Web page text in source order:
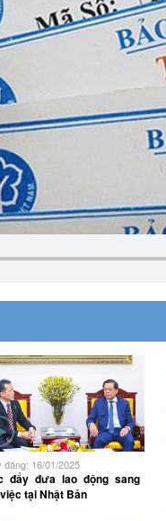
đăng: 16/01/2025
đẩy đưa lao động sang
tại Nhật Bản